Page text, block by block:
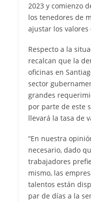
2023 y comienzo
los tenedores de
ajustar los valores
Respecto a la
recalcan que la
oficinas en
sector
grandes
por parte de este
llevará la tasa de
“En nuestra
necesario, dado
trabajadores
mismo, las
talentos están
par de días a la